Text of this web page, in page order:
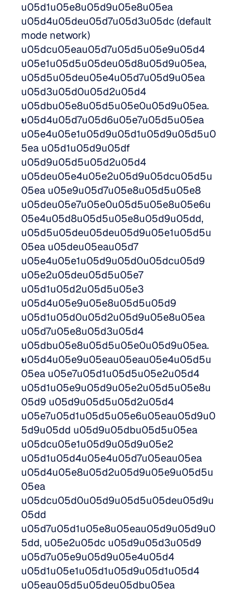
u05d1u05e8u05d9u05e8u05ea
u05d4u05deu05d7u05d3u05dc (default
mode network)
u05dcu05eau05d7u05d5u05e9u05d4
u05e1u05d5u05deu05d8u05d9u05ea,
u05d5u05deu05e4u05d7u05d9u05ea
u05d3u05d0u05d2u05d4
u05dbu05e8u05d5u05e0u05d9u05ea.
u05d4u05d7u05d6u05e7u05d5u05ea
u05e4u05e1u05d9u05d1u05d9u05d5u0
5ea u05d1u05d9u05df
u05d9u05d5u05d2u05d4
u05deu05e4u05e2u05d9u05dcu05d5u
05ea u05e9u05d7u05e8u05d5u05e8
u05deu05e7u05e0u05d5u05e8u05e6u
05e4u05d8u05d5u05e8u05d9u05dd,
u05d5u05deu05deu05d9u05e1u05d5u
05ea u05deu05eau05d7
u05e4u05e1u05d9u05d0u05dcu05d9
u05e2u05deu05d5u05e7
u05d1u05d2u05d5u05e3
u05d4u05e9u05e8u05d5u05d9
u05d1u05d0u05d2u05d9u05e8u05ea
u05d7u05e8u05d3u05d4
u05dbu05e8u05d5u05e0u05d9u05ea.
u05d4u05e9u05eau05eau05e4u05d5u
05ea u05e7u05d1u05d5u05e2u05d4
u05d1u05e9u05d9u05e2u05d5u05e8u
05d9 u05d9u05d5u05d2u05d4
u05e7u05d1u05d5u05e6u05eau05d9u0
5d9u05dd u05d9u05dbu05d5u05ea
u05dcu05e1u05d9u05d9u05e2
u05d1u05d4u05e4u05d7u05eau05ea
u05d4u05e8u05d2u05d9u05e9u05d5u
05ea
u05dcu05d0u05d9u05d5u05deu05d9u
05dd
u05d7u05d1u05e8u05eau05d9u05d9u0
5dd, u05e2u05dc u05d9u05d3u05d9
u05d7u05e9u05d9u05e4u05d4
u05d1u05e1u05d1u05d9u05d1u05d4
u05eau05d5u05deu05dbu05ea